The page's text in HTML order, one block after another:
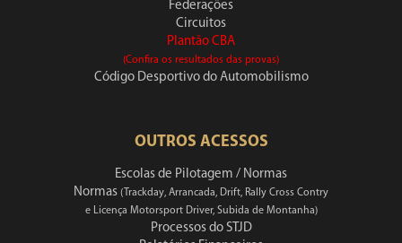
Federações
Circuitos
Plantão CBA
(Confira os resultados das provas)
Código Desportivo do Automobilismo
OUTROS ACESSOS
Escolas de Pilotagem / Normas
Normas (Trackday, Arrancada, Drift, Rally Cross Contry
e Licença Motorsport Driver, Subida de Montanha)
Processos do STJD